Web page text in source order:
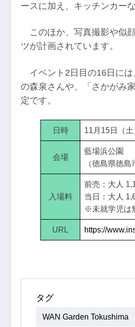
ースに加え、キッチンカー
このほか、写真撮影や似
ツが計画されています。
イベント2日目の16日に
の森泉さんや、「さかがみ
定です。
日時 11月15日（
会場
藍場浜公園
（徳島県徳島
入場料
前売：大人
当日：大人
※未就学児は
URL https://
タグ
WAN Garden Tokushima